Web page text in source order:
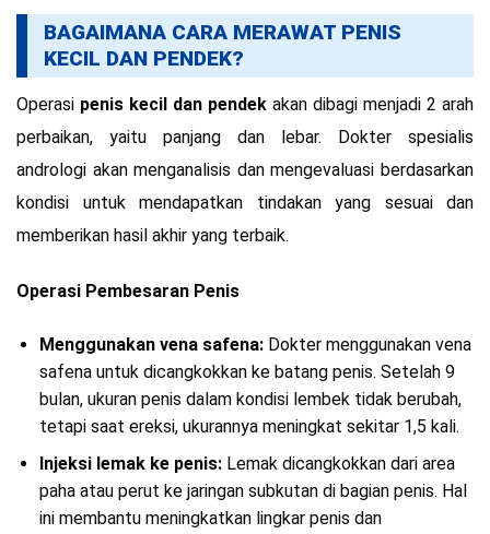
BAGAIMANA CARA MERAWAT PENIS
KECIL DAN PENDEK?
Operasi penis kecil dan pendek akan dibagi menjadi 2 arah
perbaikan, yaitu panjang dan lebar. Dokter spesialis
andrologi akan menganalisis dan mengevaluasi berdasarkan
kondisi untuk mendapatkan tindakan yang sesuai dan
memberikan hasil akhir yang terbaik.
Operasi Pembesaran Penis
Menggunakan vena safena:Dokter menggunakan vena
safena untuk dicangkokkan ke batang penis. Setelah 9
bulan, ukuran penis dalam kondisi lembek tidak berubah,
tetapi saat ereksi, ukurannya meningkat sekitar 1,5 kali.
Injeksi lemak ke penis:Lemak dicangkokkan dari area
paha atau perut ke jaringan subkutan di bagian penis. Hal
ini membantu meningkatkan lingkar penis dan